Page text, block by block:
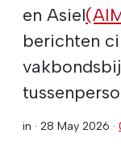
en Asiel
berichten
in · 28 May 2026 ·